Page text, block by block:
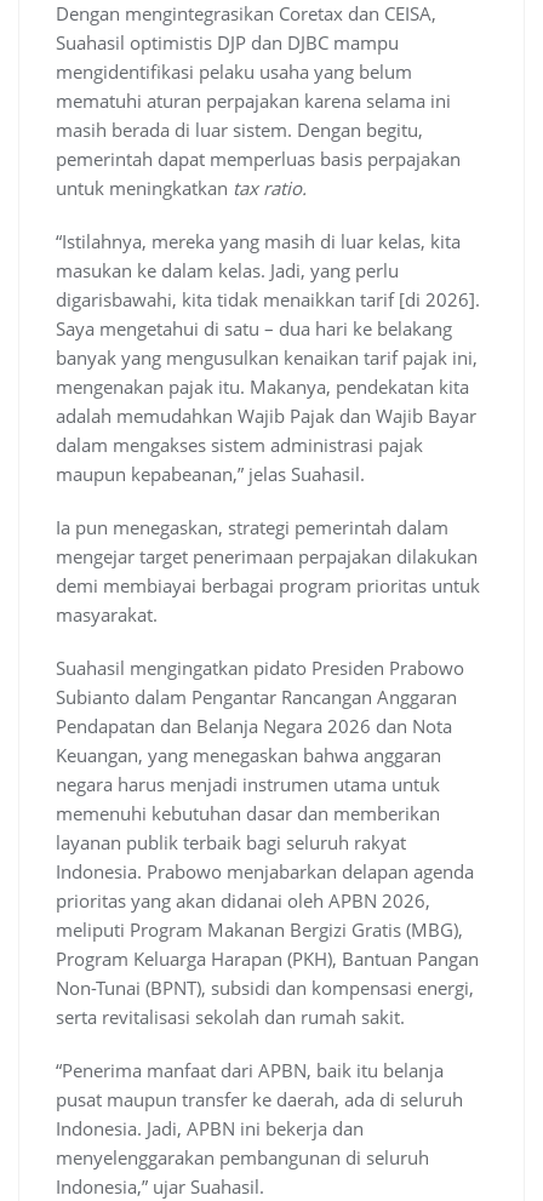
Dengan mengintegrasikan Coretax dan CEISA,
Suahasil optimistis DJP dan DJBC mampu
mengidentifikasi pelaku usaha yang belum
mematuhi aturan perpajakan karena selama ini
masih berada di luar sistem. Dengan begitu,
pemerintah dapat memperluas basis perpajakan
untuk meningkatkan tax ratio.
“Istilahnya, mereka yang masih di luar kelas, kita
masukan ke dalam kelas. Jadi, yang perlu
digarisbawahi, kita tidak menaikkan tarif [di 2026].
Saya mengetahui di satu – dua hari ke belakang
banyak yang mengusulkan kenaikan tarif pajak ini,
mengenakan pajak itu. Makanya, pendekatan kita
adalah memudahkan Wajib Pajak dan Wajib Bayar
dalam mengakses sistem administrasi pajak
maupun kepabeanan,” jelas Suahasil.
Ia pun menegaskan, strategi pemerintah dalam
mengejar target penerimaan perpajakan dilakukan
demi membiayai berbagai program prioritas untuk
masyarakat.
Suahasil mengingatkan pidato Presiden Prabowo
Subianto dalam Pengantar Rancangan Anggaran
Pendapatan dan Belanja Negara 2026 dan Nota
Keuangan, yang menegaskan bahwa anggaran
negara harus menjadi instrumen utama untuk
memenuhi kebutuhan dasar dan memberikan
layanan publik terbaik bagi seluruh rakyat
Indonesia. Prabowo menjabarkan delapan agenda
prioritas yang akan didanai oleh APBN 2026,
meliputi Program Makanan Bergizi Gratis (MBG),
Program Keluarga Harapan (PKH), Bantuan Pangan
Non-Tunai (BPNT), subsidi dan kompensasi energi,
serta revitalisasi sekolah dan rumah sakit.
“Penerima manfaat dari APBN, baik itu belanja
pusat maupun transfer ke daerah, ada di seluruh
Indonesia. Jadi, APBN ini bekerja dan
menyelenggarakan pembangunan di seluruh
Indonesia,” ujar Suahasil.